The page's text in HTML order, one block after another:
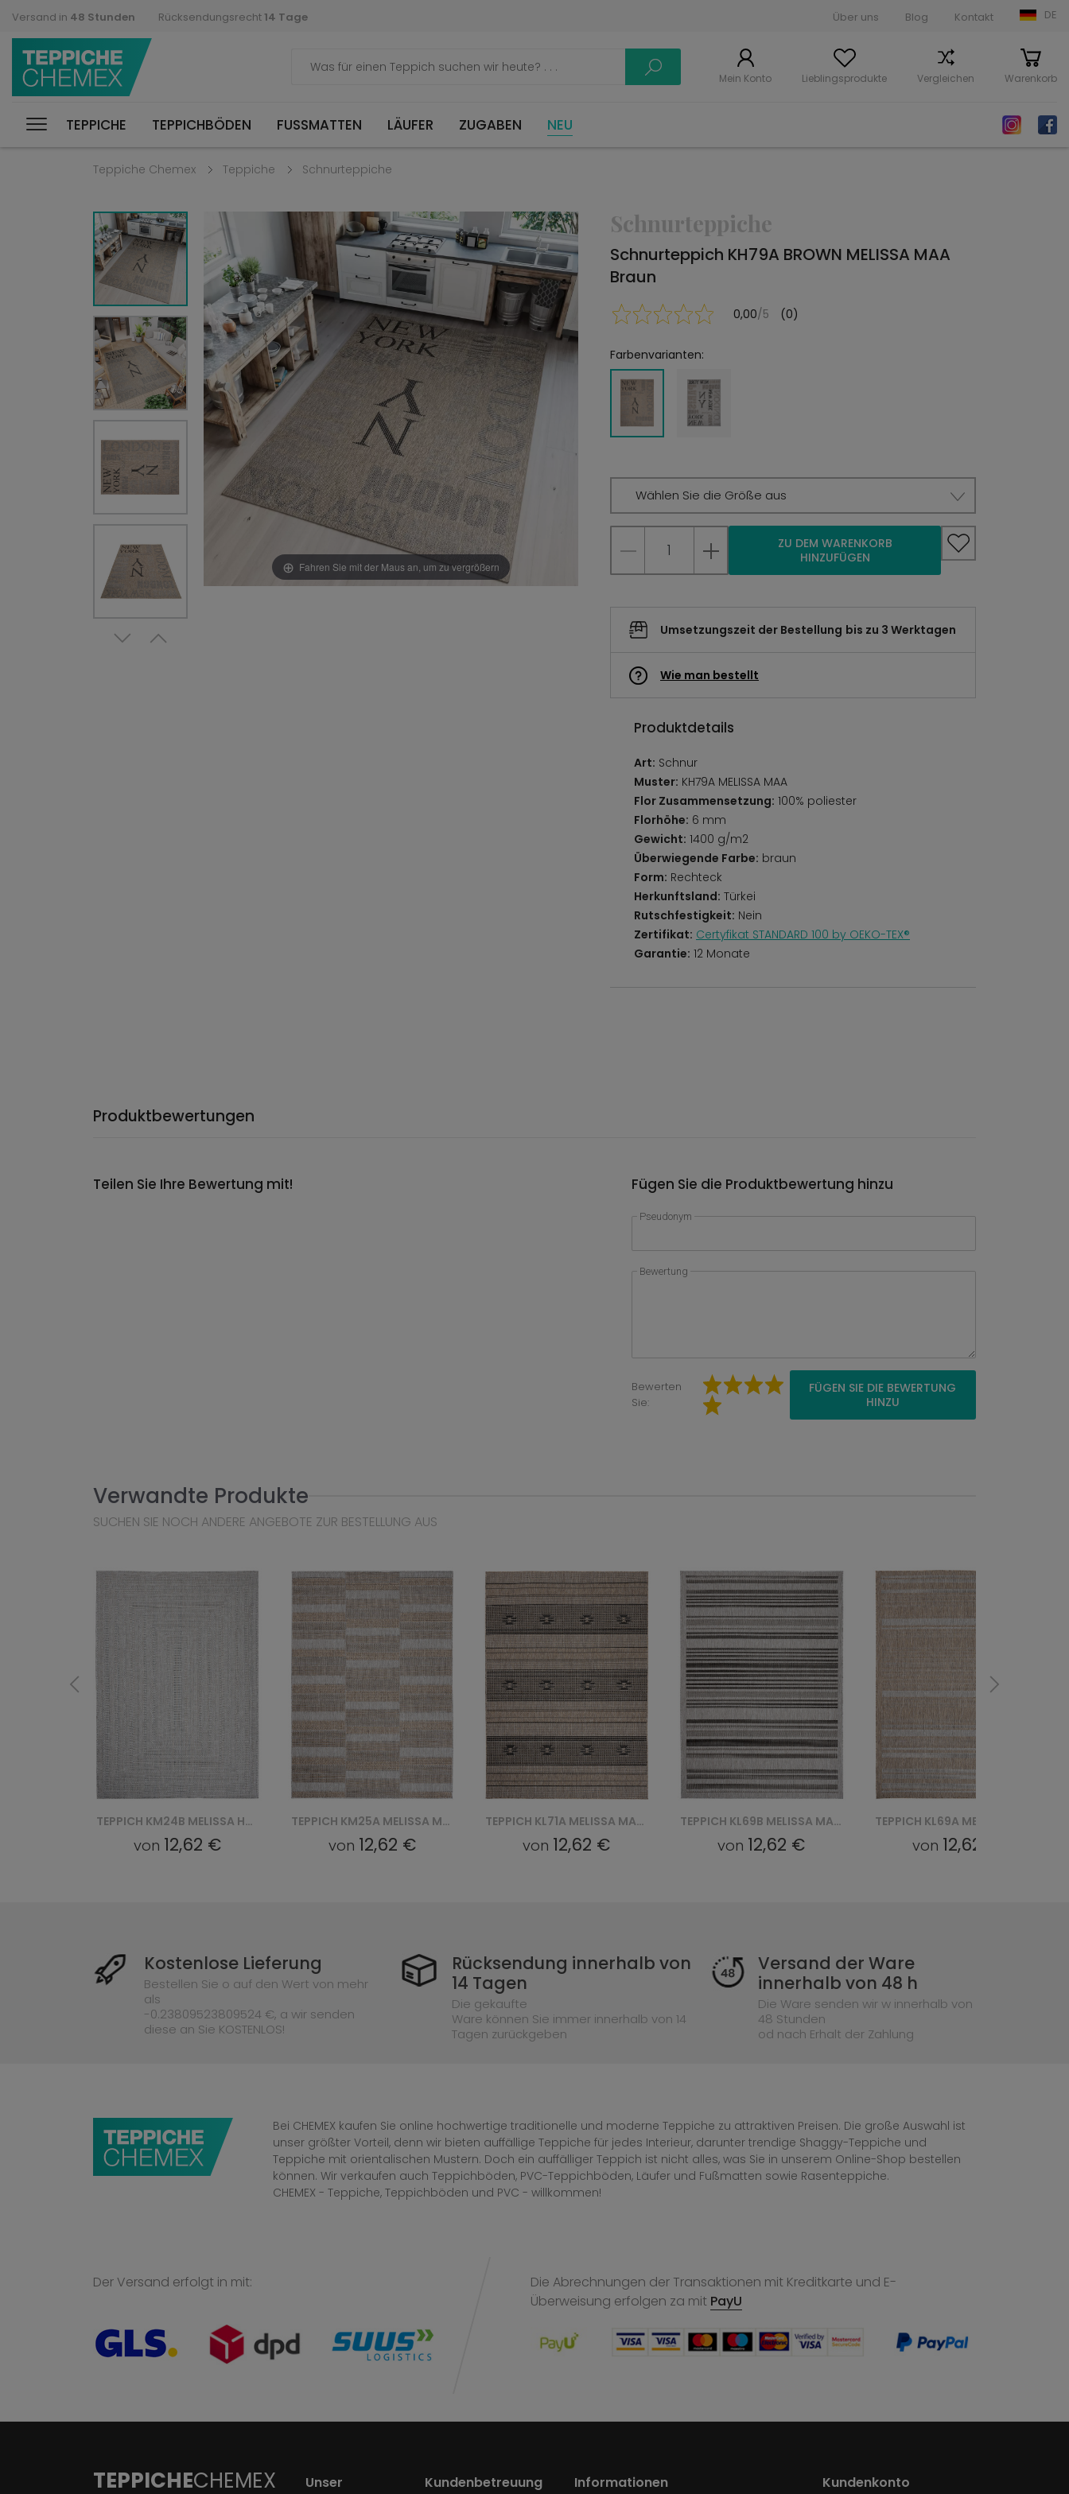
Versand in 48 Stunden Rücksendungsrecht 14 Tage Über uns Blog Kontakt DE
Mein Konto Lieblingsprodukte Vergleichen Warenkorb
TEPPICHE TEPPICHBÖDEN FUSSMATTEN LÄUFER ZUGABEN NEU
Teppiche Chemex Teppiche Schnurteppiche
Fahren Sie mit der Maus an, um zu vergrößern
Schnurteppiche
Schnurteppich KH79A BROWN MELISSA MAA
Braun
0,00/5 (0)
Farbenvarianten:
Wählen Sie die Größe aus
ZU DEM WARENKORB
HINZUFÜGEN
Umsetzungszeit der Bestellung bis zu 3 Werktagen
Wie man bestellt
Produktdetails
Art: Schnur
Muster: KH79A MELISSA MAA
Flor Zusammensetzung: 100% poliester
Florhöhe: 6 mm
Gewicht: 1400 g/m2
Überwiegende Farbe: braun
Form: Rechteck
Herkunftsland: Türkei
Rutschfestigkeit: Nein
Zertifikat: Certyfikat STANDARD 100 by OEKO-TEX®
Garantie: 12 Monate
Produktbewertungen
Teilen Sie Ihre Bewertung mit! Fügen Sie die Produktbewertung hinzu
Pseudonym
Bewertung
Bewerten
Sie:
FÜGEN SIE DIE BEWERTUNG
HINZU
Verwandte Produkte
SUCHEN SIE NOCH ANDERE ANGEBOTE ZUR BESTELLUNG AUS
TEPPICH KM24B MELISSA HCV - SZARY
von 12,62 €
TEPPICH KM25A MELISSA MAA - SZARY
von 12,62 €
TEPPICH KL71A MELISSA MAA - BRĄZOWY
von 12,62 €
TEPPICH KL69B MELISSA MAA - SZARY
von 12,62 € von 12,62 €
Kostenlose Lieferung
Bestellen Sie o auf den Wert von mehr
als
-0.23809523809524 €, a wir senden
diese an Sie KOSTENLOS!
Rücksendung innerhalb von
14 Tagen
Die gekaufte
Ware können Sie immer innerhalb von 14
Tagen zurückgeben
Versand der Ware
innerhalb von 48 h
Die Ware senden wir w innerhalb von
48 Stunden
od nach Erhalt der Zahlung
Bei CHEMEX kaufen Sie online hochwertige traditionelle und moderne Teppiche zu attraktiven Preisen. Die große Auswahl ist
unser größter Vorteil, denn wir bieten auffällige Teppiche für jedes Interieur, darunter trendige Shaggy-Teppiche und
Teppiche mit orientalischen Mustern. Doch ein auffälliger Teppich ist nicht alles, was Sie in unserem Online-Shop bestellen
können. Wir verkaufen auch Teppichböden, PVC-Teppichböden, Läufer und Fußmatten sowie Rasenteppiche.
CHEMEX - Teppiche, Teppichböden und PVC - willkommen!
Der Versand erfolgt in mit:
Die Abrechnungen der Transaktionen mit Kreditkarte und E-
Überweisung erfolgen za mit PayU
TEPPICHECHEMEX
Unser
Kundenbetreuung Informationen Kundenkonto